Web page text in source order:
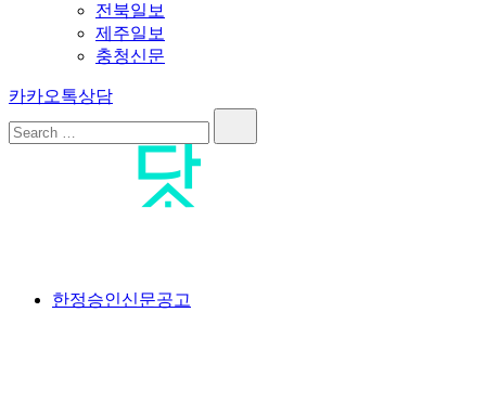
전북일보
제주일보
충청신문
카카오톡상담
신문공고 #한정승인신문공고 #상속한정승인신문공고 #분실공
한정승인신문공고